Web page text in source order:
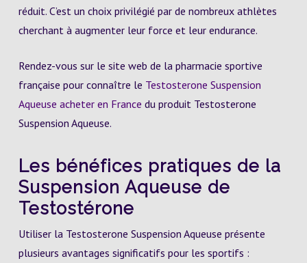
réduit. C’est un choix privilégié par de nombreux athlètes
cherchant à augmenter leur force et leur endurance.
Rendez-vous sur le site web de la pharmacie sportive
française pour connaître le Testosterone Suspension
Aqueuse acheter en France du produit Testosterone
Suspension Aqueuse.
Les bénéfices pratiques de la
Suspension Aqueuse de
Testostérone
Utiliser la Testosterone Suspension Aqueuse présente
plusieurs avantages significatifs pour les sportifs :